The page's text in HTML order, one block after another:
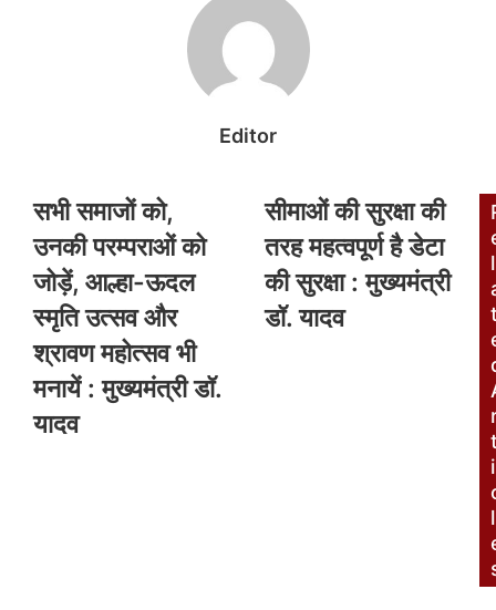
Editor
सभी समाजों को,
उनकी परम्पराओं को
जोड़ें, आल्हा-ऊदल
स्मृति उत्सव और
श्रावण महोत्सव भी
मनायें : मुख्यमंत्री डॉ.
यादव
सीमाओं की सुरक्षा की
तरह महत्वपूर्ण है डेटा
की सुरक्षा : मुख्यमंत्री
डॉ. यादव
l
i
l